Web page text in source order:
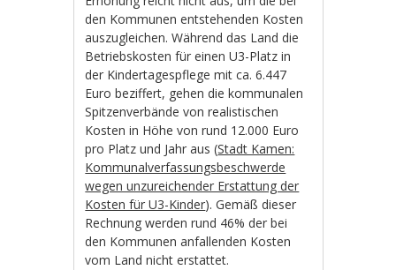
den Kommunen entstehenden Kosten
auszugleichen. Während das Land die
Betriebskosten für einen U3-Platz in
der Kindertagespflege mit ca. 6.447
Euro beziffert, gehen die kommunalen
Spitzenverbände von realistischen
Kosten in Höhe von rund 12.000 Euro
pro Platz und Jahr aus (Stadt Kamen:
Kommunalverfassungsbeschwerde
wegen unzureichender Erstattung der
Kosten für U3-Kinder). Gemäß dieser
Rechnung werden rund 46% der bei
den Kommunen anfallenden Kosten
vom Land nicht erstattet.